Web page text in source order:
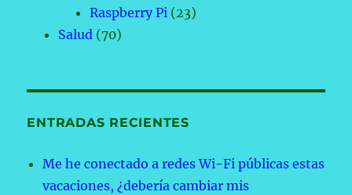
Raspberry Pi (23)
Salud (70)
ENTRADAS RECIENTES
Me he conectado a redes Wi-Fi públicas estas
vacaciones, ¿debería cambiar mis